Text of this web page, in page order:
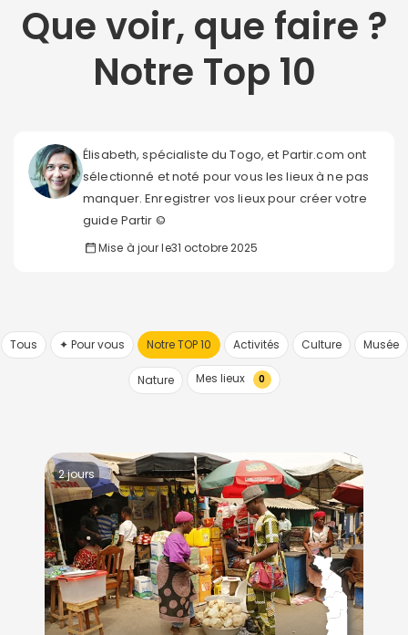
Que voir, que faire ?
Notre Top 10
Élisabeth, spécialiste du Togo, et Partir.com ont
sélectionné et noté pour vous les lieux à ne pas
manquer. Enregistrer vos lieux pour créer votre
guide Partir ©
Mise à jour le31 octobre 2025
Tous ✦ Pour vous Notre TOP 10 Activités Culture Musée
Nature Mes lieux 0
2 jours